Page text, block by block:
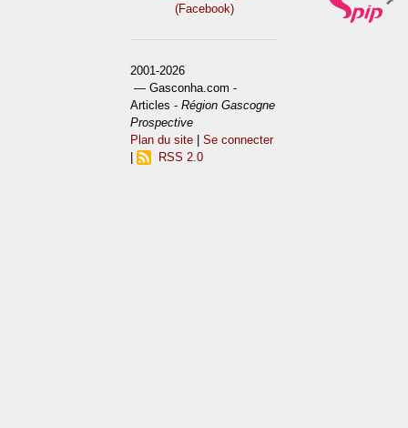
(Facebook)
2001-2026
— Gasconha.com -
Articles -Région Gascogne
Prospective
Plan du site |Se connecter
RSS 2.0